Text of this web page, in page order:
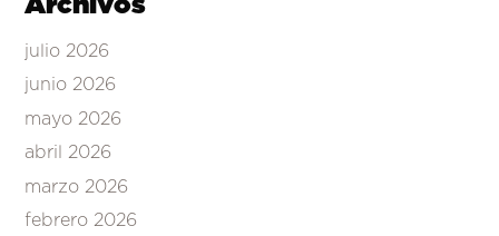
Archivos
julio 2026
junio 2026
mayo 2026
abril 2026
marzo 2026
febrero 2026